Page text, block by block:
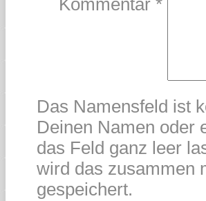
Kommentar *
Das Namensfeld ist
Deinen Namen oder
das Feld ganz leer
wird das zusammen
gespeichert.